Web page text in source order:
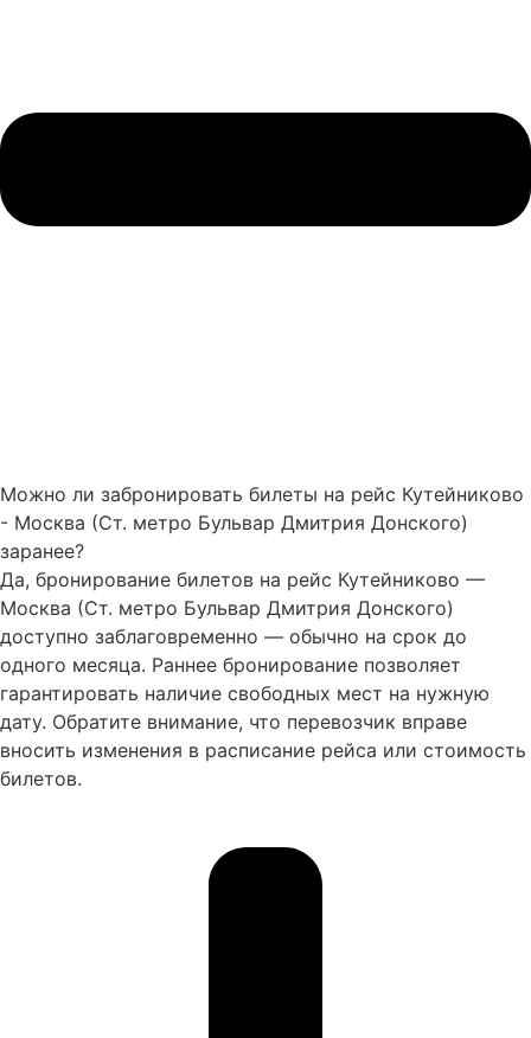
Можно ли забронировать билеты на рейс Кутейниково
- Москва (Ст. метро Бульвар Дмитрия Донского)
заранее?
Да, бронирование билетов на рейс Кутейниково —
Москва (Ст. метро Бульвар Дмитрия Донского)
доступно заблаговременно — обычно на срок до
одного месяца. Раннее бронирование позволяет
гарантировать наличие свободных мест на нужную
дату. Обратите внимание, что перевозчик вправе
вносить изменения в расписание рейса или стоимость
билетов.